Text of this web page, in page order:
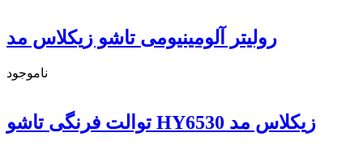
رولیتر آلومینیومی تاشو زیکلاس مد
ناموجود
توالت فرنگی تاشو HY6530 زیکلاس مد